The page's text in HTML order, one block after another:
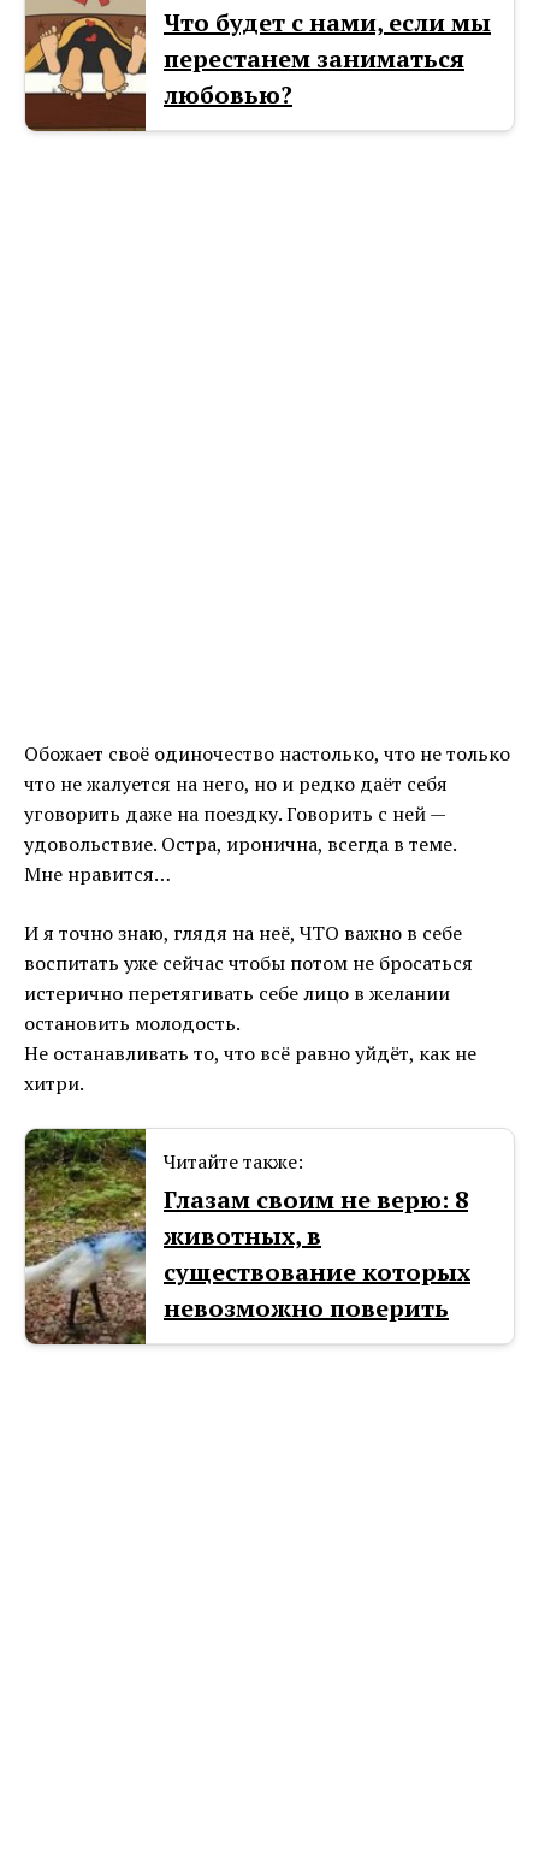
Что будет с нами, если мы
перестанем заниматься
любовью?
Обожает своё одиночество настолько, что не только
что не жалуется на него, но и редко даёт себя
уговорить даже на поездку. Говорить с ней —
удовольствие. Остра, иронична, всегда в теме.
Мне нравится…
И я точно знаю, глядя на неё, ЧТО важно в себе
воспитать уже сейчас чтобы потом не бросаться
истерично перетягивать себе лицо в желании
остановить молодость.
Не останавливать то, что всё равно уйдёт, как не
хитри.
Читайте также:
Глазам своим не верю: 8
животных, в
существование которых
невозможно поверить